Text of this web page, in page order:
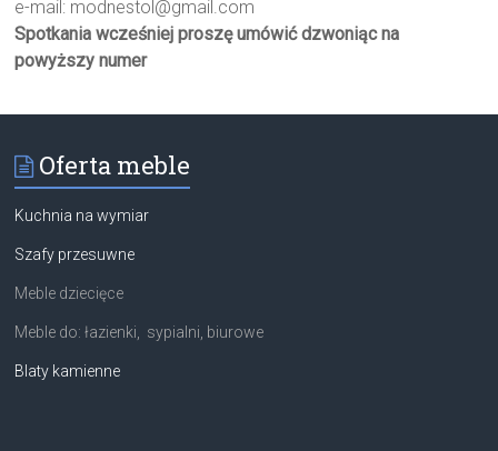
e-mail: modnestol@gmail.com
Spotkania wcześniej proszę umówić dzwoniąc na
powyższy numer
Oferta meble
Kuchnia na wymiar
Szafy przesuwne
Meble dziecięce
Meble do: łazienki, sypialni, biurowe
Blaty kamienne